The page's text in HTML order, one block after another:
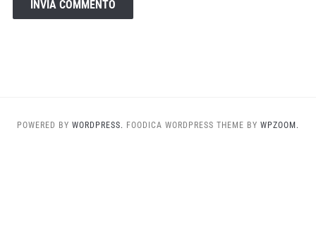
POWERED BY WORDPRESS. FOODICA WORDPRESS THEME BY WPZOOM.